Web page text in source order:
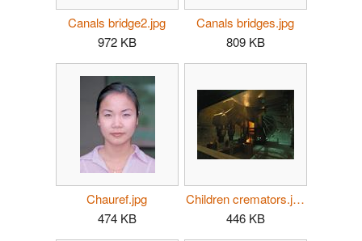
Canals bridge2.jpg
972 KB
Canals bridges.jpg
809 KB
Chauref.jpg
474 KB
Children cremators.jpg
446 KB